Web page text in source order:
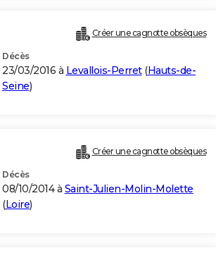
Créer une cagnotte obsèques
Décès
23/03/2016 à Levallois-Perret(Hauts-de-
Seine)
Créer une cagnotte obsèques
Décès
08/10/2014 à Saint-Julien-Molin-Molette
(Loire)